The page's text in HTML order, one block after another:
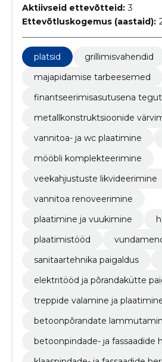
Aktiivseid ettevõtteid: 3
Ettevõtluskogemus (aastaid):
platsid
grillimisvahendid
majapidamise tarbeesemed
finantseerimisasutusena
metallkonstruktsioonide
vannitoa- ja wc plaatimine
mööbli komplekteerimine
veekahjustuste likvideerimine
vannitoa renoveerimine
plaatimine ja vuukimine
plaatimistööd
sanitaartehnika paigaldus
elektritööd ja põrandakütte
treppide valamine ja
betoonpõrandate
betoonpindade- ja fassaadide